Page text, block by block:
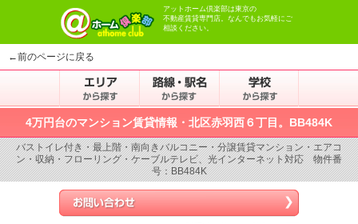
アットホーム倶楽部は東京の
不動産賃貸専門店。なんでもお気軽にご
相談ください。
←前のページに戻る
4万円台のマンション賃貸情報・北区赤羽西６丁目。BB484K
バストイレ付き・最上階・南向きバルコニー・分譲賃貸マンション・エアコ
ン・収納・フローリング・ケーブルテレビ、光インターネット対応 物件番
号：BB484K